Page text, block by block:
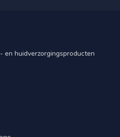
huidverzorgingsproducten